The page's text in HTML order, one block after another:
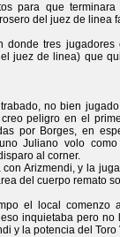
para que
del juez de linea
donde tres
juez de linea) que
no bien
peligro en el
por Borges, en
Juliano volo
al corner.
Arizmendi, y la
del cuerpo remato
el local comenzo
inquietaba pero
y la potencia del